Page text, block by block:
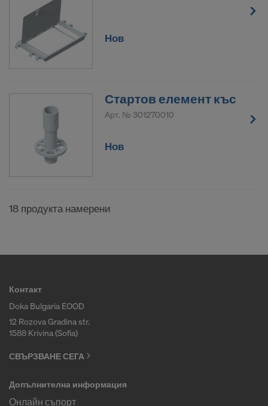
Нов
Стартов елемент къс
Арт. № 301270010
Нов
18 продукта намерени
Контакт
Doka Bulgaria EOOD
12 Rozova Gradina str.
1588 Krivina (Sofia)
СВЪРЗВАНЕ СЕГА
Допълнителна информация
Онлайн съпорт